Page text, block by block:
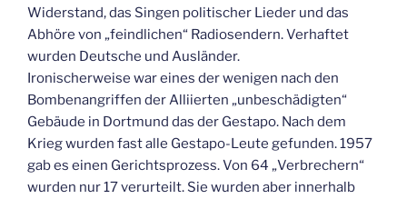
Widerstand, das Singen politischer Lieder und das
Abhöre von „feindlichen“ Radiosendern. Verhaftet
wurden Deutsche und Ausländer.
Ironischerweise war eines der wenigen nach den
Bombenangriffen der Alliierten „unbeschädigten“
Gebäude in Dortmund das der Gestapo. Nach dem
Krieg wurden fast alle Gestapo-Leute gefunden. 1957
gab es einen Gerichtsprozess. Von 64 „Verbrechern“
wurden nur 17 verurteilt. Sie wurden aber innerhalb